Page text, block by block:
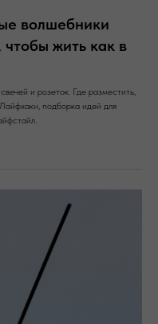
волшебники
чтобы жить как в
и розеток. Где разместить,
подборка идей для